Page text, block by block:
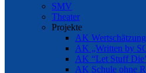
SMV
Theater
Projekte
AK Wertschätzung
AK „Written by
AK “Let Stuff
AK Schule ohne